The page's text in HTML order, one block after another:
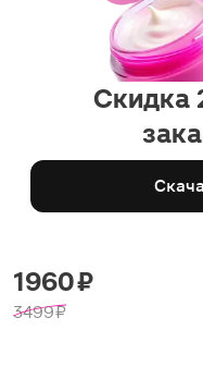
Скидка
1960 ₽
3499 ₽